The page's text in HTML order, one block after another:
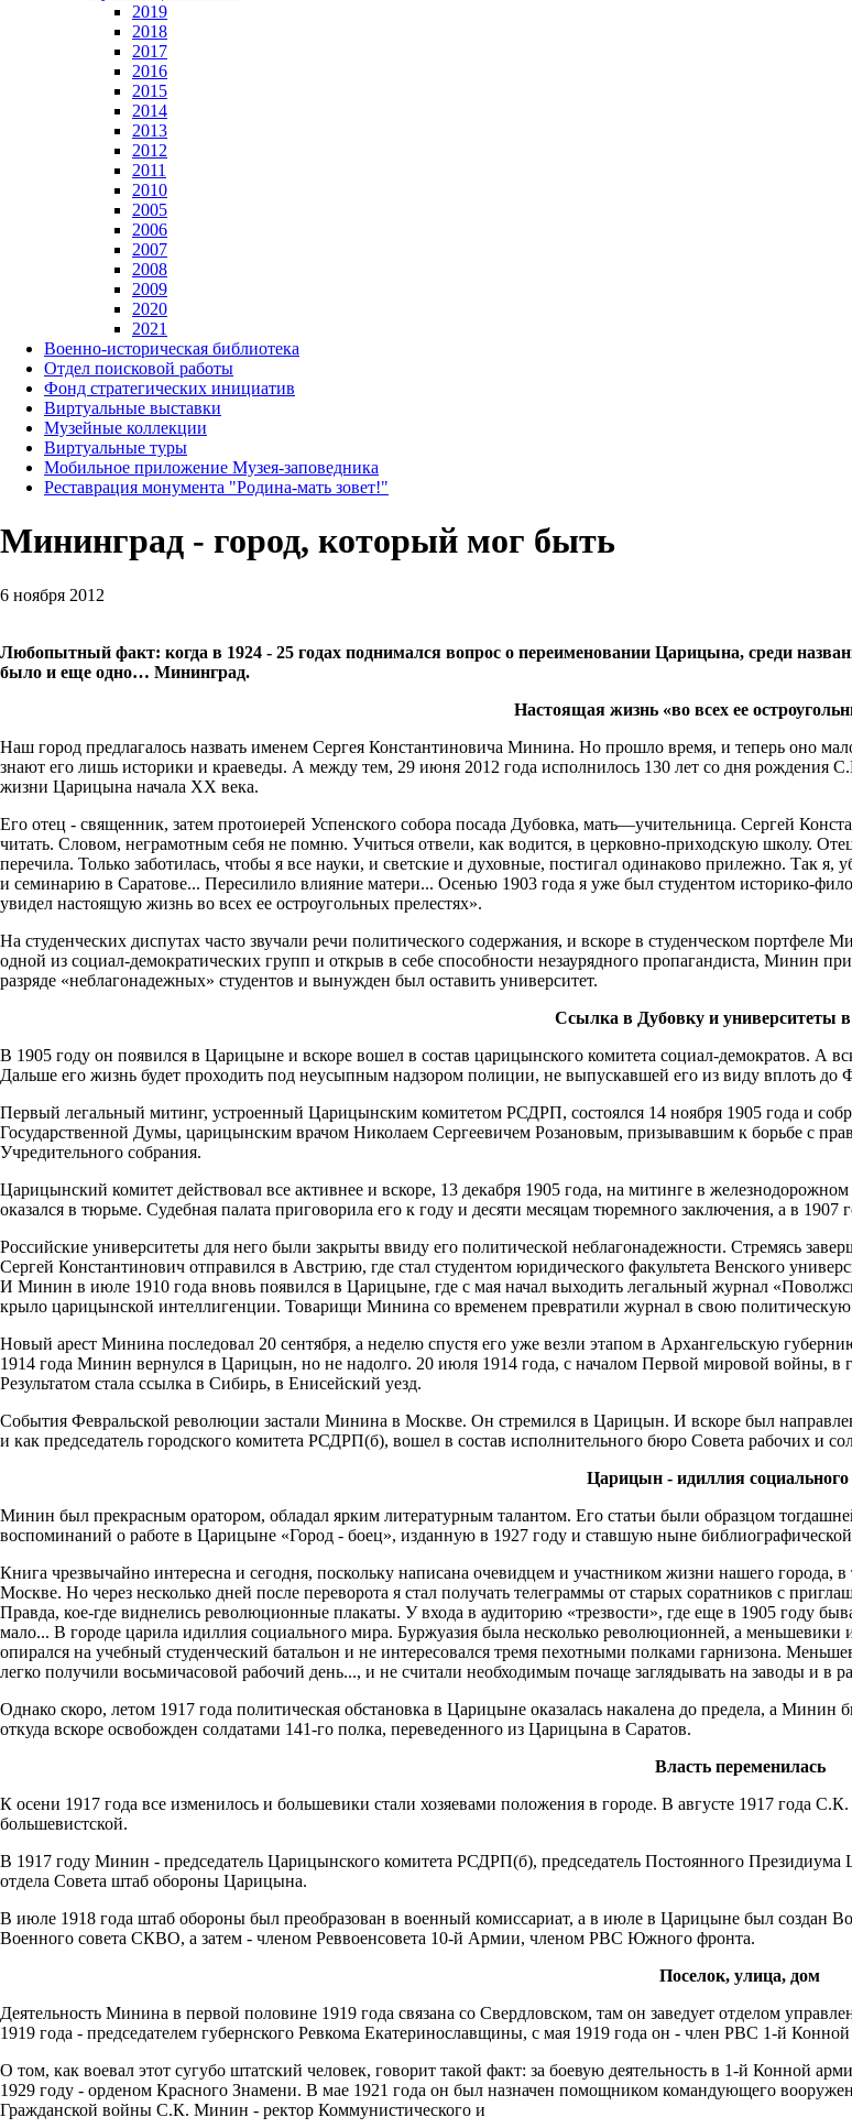
2019
2018
2017
2016
2015
2014
2013
2012
2011
2010
2005
2006
2007
2008
2009
2020
2021
Военно-историческая библиотека
Отдел поисковой работы
Фонд стратегических инициатив
Виртуальные выставки
Музейные коллекции
Виртуальные туры
Мобильное приложение Музея-заповедника
Реставрация монумента "Родина-мать зовет!"
Мининград - город, который мог быть
6 ноября 2012
Любопытный факт: когда в 1924 - 25 годах поднимался воп­рос о переименовании Царицына, среди
было и еще одно… Мининград.
Настоящая жизнь«во всех ее
Наш город предлага­лось назвать именем Сергея Константиновича Минина. Но прошло время, и теперь оно
знают его лишь историки и краеведы. А между тем, 29 июня 2012 года исполнилось 130 лет со дня рождения
жизни Царицына нача­ла XX века.
Его отец - священник, затем протоиерей Успенского собора посада Дубовка, мать—учитель­ница. Сергей
читать. Словом, не­грамотным себя не помню. Учиться отвели, как водится, в церковно-приходскую шко­лу.
пере­чила. Только заботилась, что­бы я все науки, и светские и духовные, постигал одинаково прилежно.
и семинарию в Саратове... Пересилило влия­ние матери... Осенью 1903 года я уже был студентом историко-
увидел настоящую жизнь во всех ее ос­троугольных прелестях».
На студенческих диспу­тах часто звучали речи поли­тического содержания, и вско­ре в студенческом портфеле
одной из социал-демократических групп и открыв в себе способности незаурядного пропагандиста, Минин
разряде «неблагонадежных» студентов и вынужден был ос­тавить университет.
Ссылка в Дубовку и университеты в
В 1905 году он появился в Царицыне и вскоре вошел в состав царицынского комите­та социал-демократов. А
Дальше его жизнь будет проходить под не­усыпным надзором полиции, не выпускавшей его из виду вплоть до
Первый легальный митинг, устроенный Царицынским ко­митетом РСДРП, состоялся 14 ноября 1905 года и
Государственной Думы, царицынским врачом Николаем Сергеевичем Розановым, при­зывавшим к борьбе с
Учредительного собрания.
Царицынский комитет дейс­твовал все активнее и вскоре, 13 декабря 1905 года, на ми­тинге в
оказался в тюрьме. Судебная палата приговорила его к году и десяти месяцам тю­ремного заключения, а в
Российские университеты для него были закрыты вви­ду его политической небла­гонадежности. Стремясь
Сергей Константинович отправил­ся в Австрию, где стал студен­том юридического факуль­тета Венского
И Минин в июле 1910 года вновь появился в Царицыне, где с мая начал выходить легальный журнал
крыло царицынской интел­лигенции. Товарищи Минина со временем превратили журнал в свою политическую
Новый арест Минина пос­ледовал 20 сентября, а неделю спустя его уже везли этапом в Архангельскую
1914 года Минин вернулся в Царицын, но не надолго. 20 ию­ля 1914 года, с началом Первой мировой вой­ны, в
Результатом стала ссылка в Сибирь, в Енисейский уезд.
События Февральской ре­волюции застали Минина в Москве. Он стремился в Царицын. И вскоре был
и как председатель городского комитета РСДРП(б), вошел в состав исполнительного бюро Совета рабочих и
Царицын - идиллия
Минин был прекрасным оратором, обладал ярким лите­ратурным талантом. Его статьи были образцом
воспоминаний о работе в Царицыне «Город - боец», изданную в 1927 году и ставшую ныне
Книга чрезвычайно ин­тересна и сегодня, поскольку написана очевидцем и участ­ником жизни нашего города,
Москве. Но че­рез несколько дней после пе­реворота я стал получать теле­граммы от старых соратников с
Правда, кое-где виднелись революционные плакаты. У входа в аудиторию «трезвости», где еще в 1905 году
мало... В городе ца­рила идиллия социального ми­ра. Буржуазия была несколь­ко революционней, а
опирал­ся на учебный студенческий батальон и не интересовался тремя пехотными полками гар­низона.
легко получили восьми­часовой рабочий день..., и не считали необходимым почаще заглядывать на заводы и в
Однако скоро, летом 1917 го­да политическая обстановка в Царицыне оказалась накалена до предела, а Минин
откуда вскоре осво­божден солдатами 141-го пол­ка, переведенного из Царицына в Саратов.
Власть переменилась
К осени 1917 года все изме­нилось и большевики стали хо­зяевами положения в городе. В августе 1917 года
большевистской.
В 1917 году Минин - пред­седатель Царицынского ко­митета РСДРП(б), председа­тель Постоянного Президиума
отдела Совета штаб обороны Царицына.
В июле 1918 года штаб обо­роны был преобразован в во­енный комиссариат, а в июле в Царицыне был создан
Военного со­вета СКВО, а затем - членом Реввоенсовета 10-й Армии, чле­ном РВС Южного фронта.
Поселок, улица, дом
Деятельность Минина в пер­вой половине 1919 года связа­на со Свердловском, там он заведует отделом
1919 года - пред­седателем губернского Ревкома Екатеринославщины, с мая 1919 года он - член РВС 1-й
О том, как воевал этот сугу­бо штатский человек, говорит такой факт: за боевую деятель­ность в 1-й Конной
1929 году - орде­ном Красного Знамени. В мае 1921 года он был назначен по­мощником командующего
Гражданской войны С.К. Минин - рек­тор Коммунистического и